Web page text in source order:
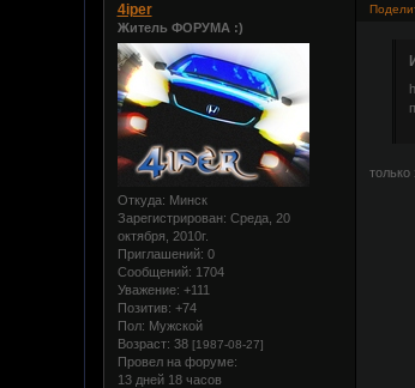
4iper
Житель ФОРУМА :)
Откуда: Минск
Зарегистрирован: Среда, 20
октября, 2010г.
Приглашений: 0
Сообщений: 1704
Уважение: +111
Позитив: +74
Пол: Мужской
Возраст: 38 [1987-08-27]
Провел на форуме:
13 дней 18 часов
только